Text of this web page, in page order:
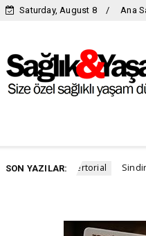
Saturday, August 8 Ana
SON YAZILAR:
Advertorial Sindirim Sistemini